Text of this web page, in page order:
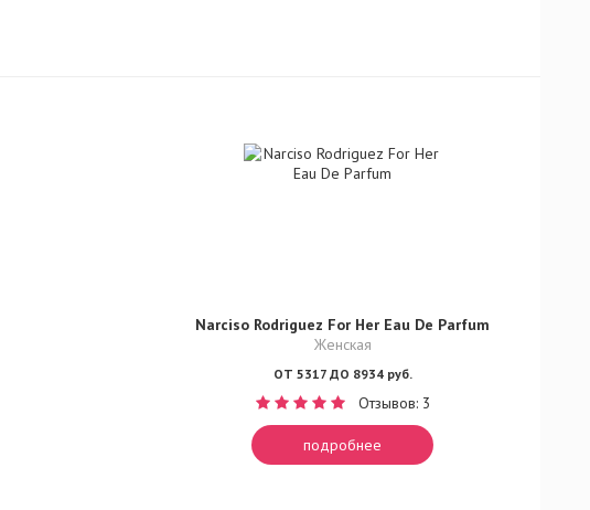
Narciso Rodriguez For Her Eau De Parfum
Женская
ОТ 5317 ДО 8934 руб.
Отзывов: 3
подробнее